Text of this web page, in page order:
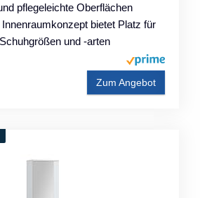
pflegeleichte Oberflächen
bietet Platz für
und -arten
Zum Angebot